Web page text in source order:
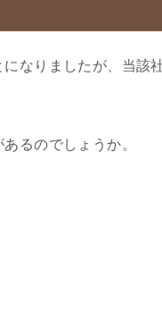
なりましたが、当該
るのでしょうか。